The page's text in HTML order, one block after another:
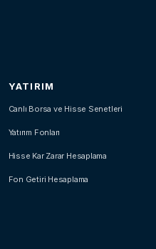
YATIRIM
Canlı Borsa ve Hisse Senetleri
Yatırım Fonları
Hisse Kar Zarar Hesaplama
Fon Getiri Hesaplama